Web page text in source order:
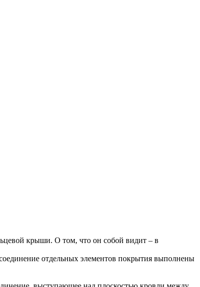
крыши. О том, что он собой видит – в
отдельных элементов покрытия выполнены